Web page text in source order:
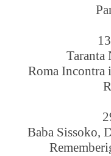
Taranta
Roma
Baba Sissoko,